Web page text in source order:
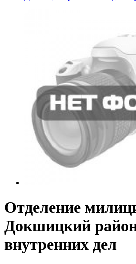
Отделение
Докшицкий
внутренних дел